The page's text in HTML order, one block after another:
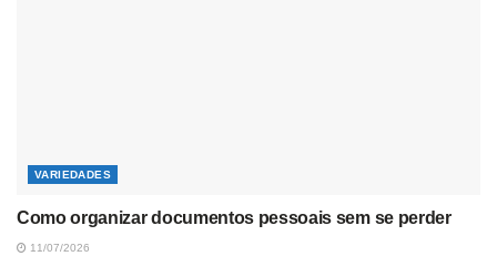
VARIEDADES
Como organizar documentos pessoais sem se perder
11/07/2026